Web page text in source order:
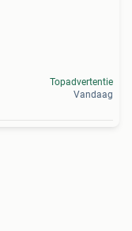
Topadvertentie
Vandaag